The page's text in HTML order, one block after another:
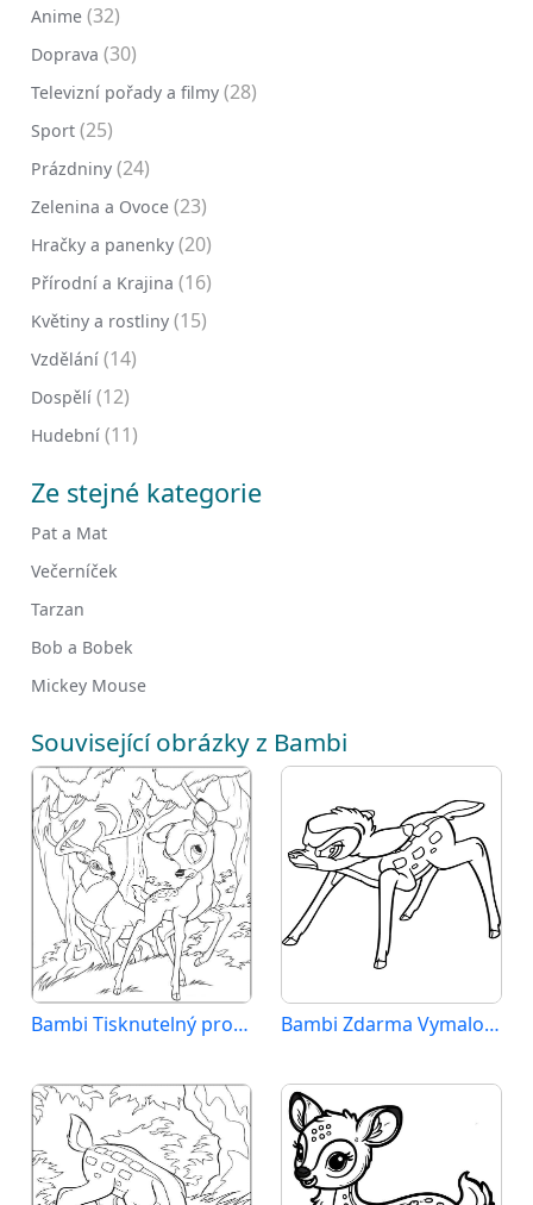
Anime (32)
Doprava (30)
Televizní pořady a filmy (28)
Sport (25)
Prázdniny (24)
Zelenina a Ovoce (23)
Hračky a panenky (20)
Přírodní a Krajina (16)
Květiny a rostliny (15)
Vzdělání (14)
Dospělí (12)
Hudební (11)
Ze stejné kategorie
Pat a Mat
Večerníček
Tarzan
Bob a Bobek
Mickey Mouse
Související obrázky z Bambi
Bambi Tisknutelný pro Děti Bambi Zdarma Vymalovatelné Obrázek